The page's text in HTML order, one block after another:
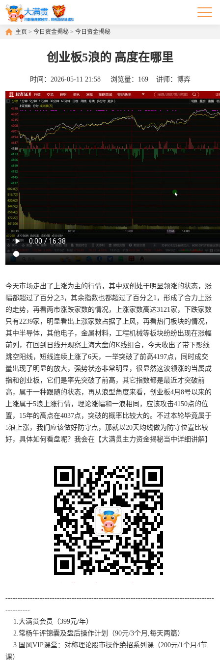
主页 >今日资金揭秘 >今日资金揭秘
创业板5浪的 高度在哪里
时间： 2026-05-11 21:58浏览量： 169讲师： 博弈
今天市场走出了上涨为主的行情，其中双创处于明显领涨的状态，涨
幅都超过了百分之3，其余指数也都超过了百分之1，形成了合力上涨
的走势，再看两市涨跌家数的情况，上涨家数高达3121家，下跌家数
只有2239家，明显看出上涨家数占据了上风，再看热门板块的情况，
其中半导体，其他电子，金属材料，工程机械等板块纷纷出现在涨幅
前列，在回到日线开观察上海大盘的K线组合，今天收出了带下影线
跳空阳线，短线连续上涨了6天，一举突破了前高4197点，同时成交
量出现了明显的放大，强势状态非常明显，很显然这波领涨的当属成
指和创业板，它们是率先突破了前高，其它指数都是最近才突破前
高，属于一种跟随的状态，再从浪型角度来看，创业板4月8号以来的
上涨属于5浪上涨行情，理论涨幅和一浪相同，应该攻击4150点的位
置，15年的高点在4037点，突破的概率比较大的。不过本轮毕竟属于
5浪上涨，我们应该做好防守点，那就以20天均线做为防守位置比较
好，具体如何看盘呢？我会在【大满贯主力资金揭秘当中详细讲解】
-------------------------------------------------------------------------------------
----------
1.大满贯会员（399元/年）
2.常杨午评锦囊及盘后操作计划（90元/3个月,每天两篇）
3.国风VIP课堂：对称理论股市操作绝招系列课（200元/1个月4节
课）